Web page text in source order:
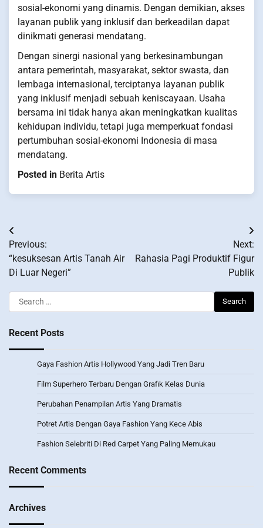
sosial-ekonomi yang dinamis. Dengan demikian, akses
layanan publik yang inklusif dan berkeadilan dapat
dinikmati generasi mendatang.
Dengan sinergi nasional yang berkesinambungan
antara pemerintah, masyarakat, sektor swasta, dan
lembaga internasional, terciptanya layanan publik
yang inklusif menjadi sebuah keniscayaan. Usaha
bersama ini tidak hanya akan meningkatkan kualitas
kehidupan individu, tetapi juga memperkuat fondasi
pertumbuhan sosial-ekonomi Indonesia di masa
mendatang.
Posted in Berita Artis
Post
navigation
Previous:
“kesuksesan Artis Tanah Air
Di Luar Negeri”
Next:
Rahasia Pagi Produktif Figur
Publik
Search
for:
Recent Posts
Gaya Fashion Artis Hollywood Yang Jadi Tren Baru
Film Superhero Terbaru Dengan Grafik Kelas Dunia
Perubahan Penampilan Artis Yang Dramatis
Potret Artis Dengan Gaya Fashion Yang Kece Abis
Fashion Selebriti Di Red Carpet Yang Paling Memukau
Recent Comments
Archives